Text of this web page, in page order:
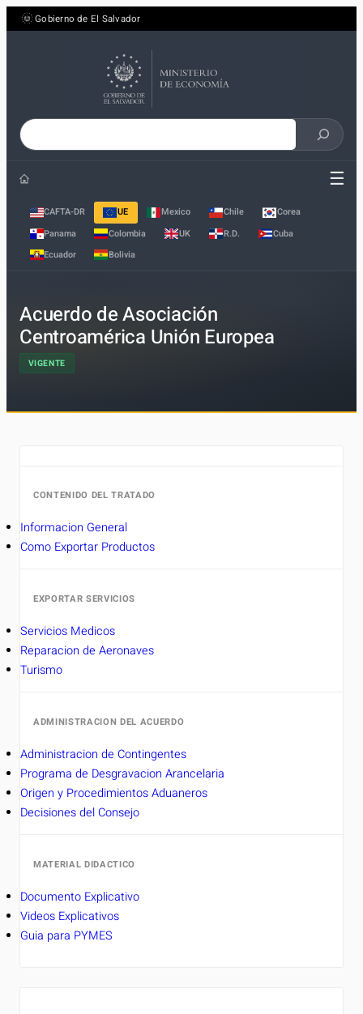
Saltar
al
Gobierno de El Salvador
Buscar
el
☰
CAFTA-DR UE Mexico Chile
Corea
Panama
Colombia UK R.D.
Cuba
Ecuador
Bolivia
Acuerdo de Asociación
Centroamérica Unión Europea
VIGENTE
CONTENIDO DEL TRATADO
Informacion General
Como Exportar Productos
EXPORTAR SERVICIOS
Servicios Medicos
Reparacion de Aeronaves
Turismo
ADMINISTRACION DEL ACUERDO
Administracion de Contingentes
Programa de Desgravacion Arancelaria
Origen y Procedimientos Aduaneros
Decisiones del Consejo
MATERIAL DIDACTICO
Documento Explicativo
Videos Explicativos
Guia para PYMES